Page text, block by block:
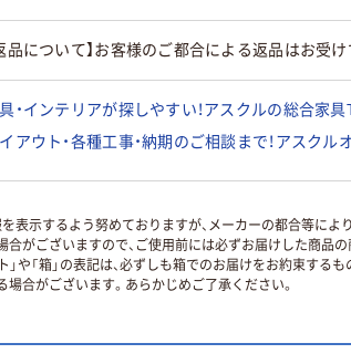
品について】お客様のご都合による返品はお受け
・インテリアが探しやすい！アスクルの総合家
アウト・各種工事・納期のご相談まで！アスク
示するよう努めておりますが、メーカーの都合等によ
がございますので、ご使用前には必ずお届けした商品
や「箱」の表記は、必ずしも箱でのお届けをお約束するも
合がございます。あらかじめご了承ください。